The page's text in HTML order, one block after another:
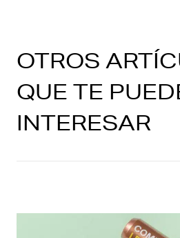
OTROS
QUE TE
INTERESAR